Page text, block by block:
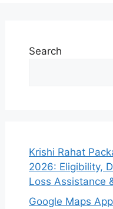
Search
Krishi Rahat
2026: Eligibility,
Loss Assistance
Google Maps